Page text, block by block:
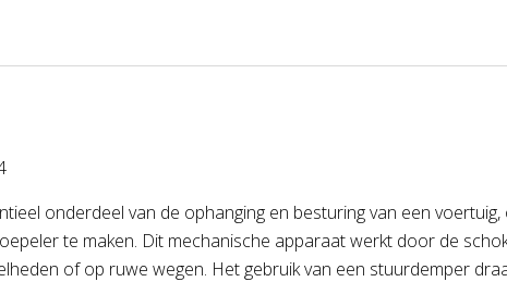
onderdeel van de ophanging en besturing van een
te maken. Dit mechanische apparaat werkt door de
of op ruwe wegen. Het gebruik van een stuurdemper